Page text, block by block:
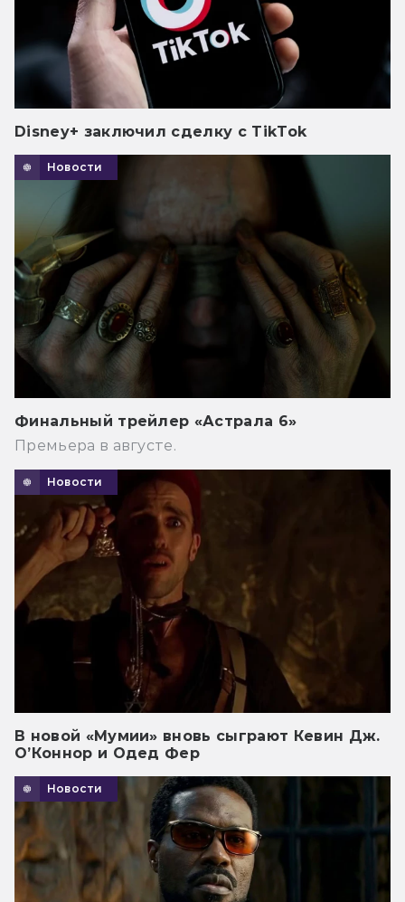
Disney+ заключил сделку с TikTok
Новости
Финальный трейлер «Астрала 6»
Премьера в августе.
Новости
В новой «Мумии» вновь сыграют Кевин Дж.
О’Коннор и Одед Фер
Новости